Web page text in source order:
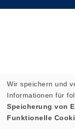
Wir speichern und
Informationen für
Speicherung von
Funktionelle